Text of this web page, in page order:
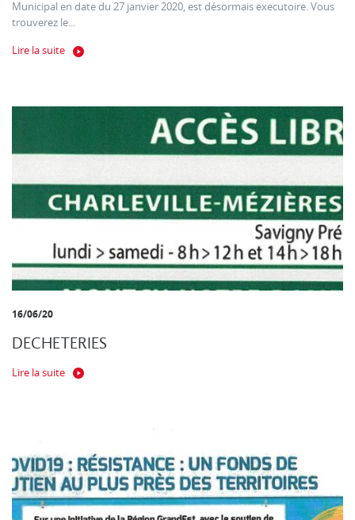
Municipal en date du 27 janvier 2020, est désormais executoire. Vous
trouverez le...
Lire la suite
16/06/20
DECHETERIES
Lire la suite